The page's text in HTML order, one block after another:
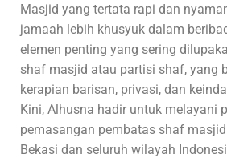
Masjid yang tertata rapi dan
jamaah lebih khusyuk dalam
elemen penting yang sering
shaf masjid atau partisi shaf, yang
kerapian barisan, privasi, dan
Kini, Alhusna hadir untuk melayani
pemasangan pembatas shaf
Bekasi dan seluruh wilayah